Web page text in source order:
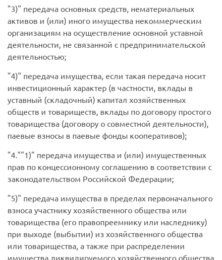
3)
передача основных средств, нематериальных
активов и (или) иного имущества некоммерческим
организациям на осуществление основной уставной
деятельности, не связанной с предпринимательской
деятельностью;
4)
передача имущества, если такая передача носит
инвестиционный характер (в частности, вклады в
уставный (складочный) капитал хозяйственных
обществ и товариществ, вклады по договору простого
товарищества (договору о совместной деятельности),
паевые взносы в паевые фонды кооперативов);
4.
1)
передача имущества и (или) имущественных
прав по концессионному соглашению в соответствии с
законодательством Российской Федерации;
5)
передача имущества в пределах первоначального
взноса участнику хозяйственного общества или
товарищества (его правопреемнику или наследнику)
при выходе (выбытии) из хозяйственного общества
или товарищества, а также при распределении
имущества ликвидируемого хозяйственного общества